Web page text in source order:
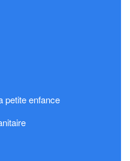
petite enfance